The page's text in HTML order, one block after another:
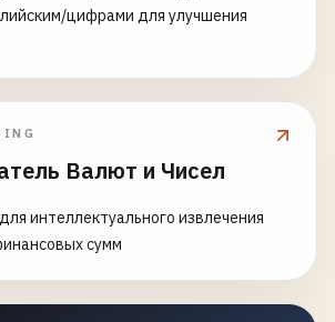
цифрами для улучшения
Валют и Чисел
интеллектуального извлечения
сумм